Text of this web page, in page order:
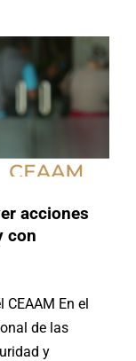
acciones
con
En el
de las
y